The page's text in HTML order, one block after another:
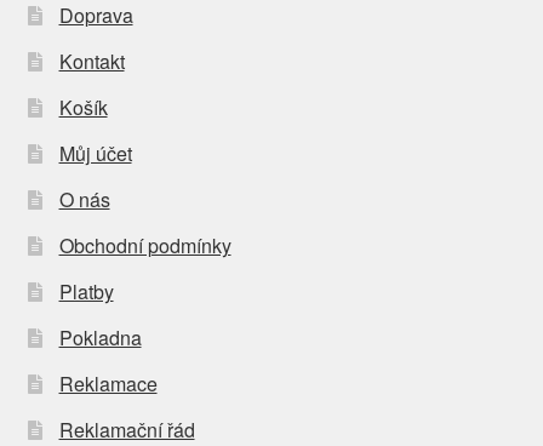
Doprava
Kontakt
Košík
Můj účet
O nás
Obchodní podmínky
Platby
Pokladna
Reklamace
Reklamační řád